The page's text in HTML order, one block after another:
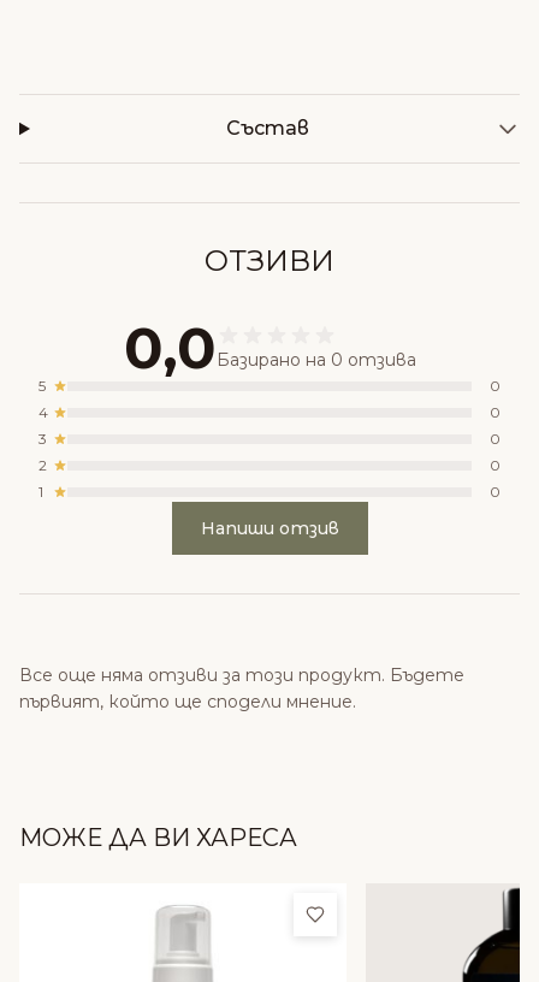
Състав
ОТЗИВИ
0,0 Базирано на 0 отзива
5
0
4
0
3
0
2
0
1
0
Напиши отзив
Все още няма отзиви за този продукт. Бъдете
първият, който ще сподели мнение.
МОЖЕ ДА ВИ ХАРЕСА
Добави в любими